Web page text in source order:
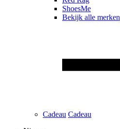
ShoesMe
Bekijk alle merken
Cadeau Cadeau